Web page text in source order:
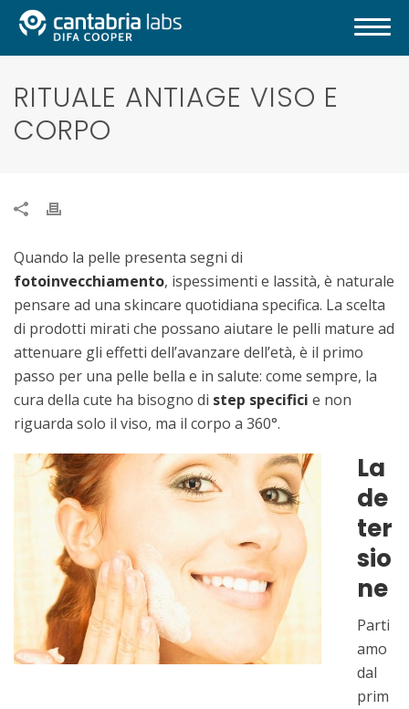
RITUALE ANTIAGE VISO E
CORPO
Quando la pelle presenta segni di
fotoinvecchiamento, ispessimenti e lassità, è naturale
pensare ad una skincare quotidiana specifica. La scelta
di prodotti mirati che possano aiutare le pelli mature ad
attenuare gli effetti dell’avanzare dell’età, è il primo
passo per una pelle bella e in salute: come sempre, la
cura della cute ha bisogno di step specifici e non
riguarda solo il viso, ma il corpo a 360°.
La
de
ter
sio
ne
Parti
amo
dal
prim